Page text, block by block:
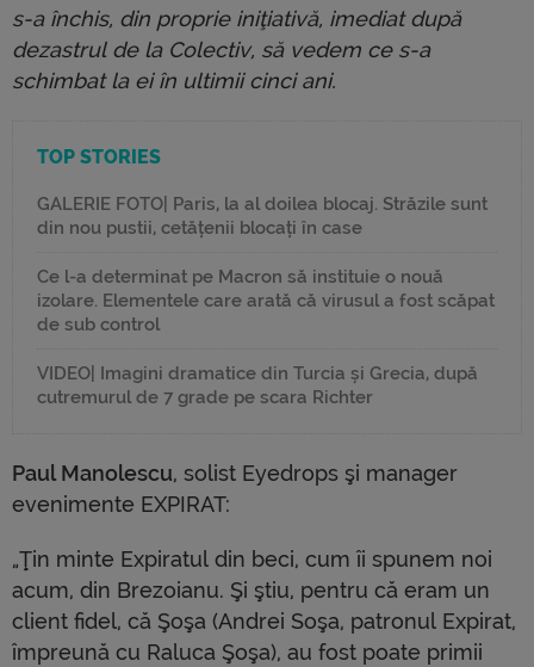
s-a închis, din proprie iniţiativă, imediat după
dezastrul de la Colectiv, să vedem ce s-a
schimbat la ei în ultimii cinci ani.
TOP STORIES
GALERIE FOTO| Paris, la al doilea blocaj. Străzile sunt
din nou pustii, cetățenii blocați în case
Ce l-a determinat pe Macron să instituie o nouă
izolare. Elementele care arată că virusul a fost scăpat
de sub control
VIDEO| Imagini dramatice din Turcia și Grecia, după
cutremurul de 7 grade pe scara Richter
Paul Manolescu, solist Eyedrops şi manager
evenimente EXPIRAT:
„Ţin minte Expiratul din beci, cum îi spunem noi
acum, din Brezoianu. Şi ştiu, pentru că eram un
client fidel, că Şoşa (Andrei Soşa, patronul Expirat,
împreună cu Raluca Şoşa), au fost poate primii